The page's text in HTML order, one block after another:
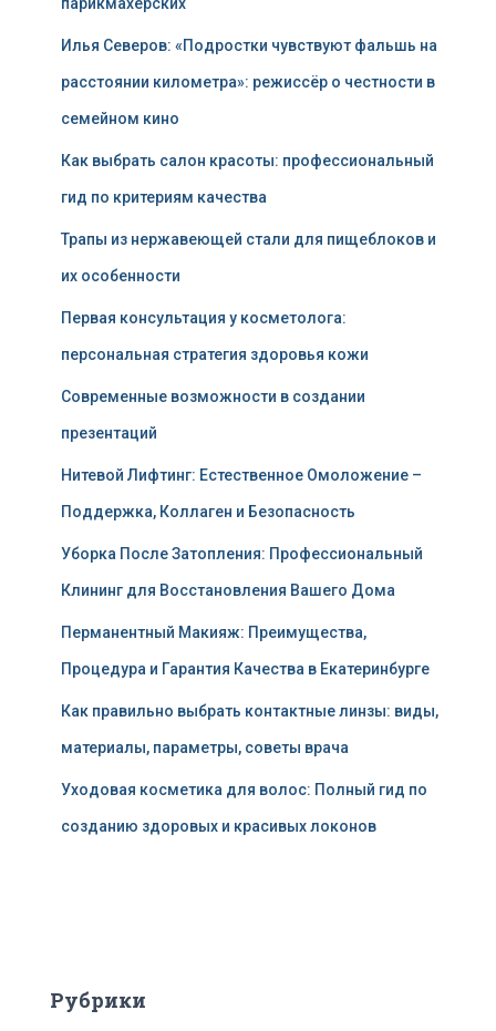
Илья Северов: «Подростки чувствуют фальшь на
расстоянии километра»: режиссёр о честности в
семейном кино
Как выбрать салон красоты: профессиональный
гид по критериям качества
Трапы из нержавеющей стали для пищеблоков и
их особенности
Первая консультация у косметолога:
персональная стратегия здоровья кожи
Современные возможности в создании
презентаций
Нитевой Лифтинг: Естественное Омоложение –
Поддержка, Коллаген и Безопасность
Уборка После Затопления: Профессиональный
Клининг для Восстановления Вашего Дома
Перманентный Макияж: Преимущества,
Процедура и Гарантия Качества в Екатеринбурге
Как правильно выбрать контактные линзы: виды,
материалы, параметры, советы врача
Уходовая косметика для волос: Полный гид по
созданию здоровых и красивых локонов
Рубрики